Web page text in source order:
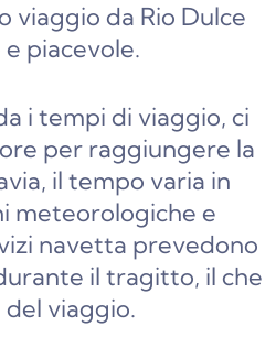
viaggio da Rio Dulce
piacevole.
i tempi di viaggio, ci
per raggiungere la
il tempo varia in
meteorologiche e
navetta prevedono
il tragitto, il che
viaggio.